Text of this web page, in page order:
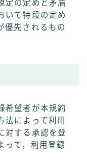
定の定めと矛盾
いて特段の定め
優先されるもの
希望者が本規約
法によって利用
対する承認を登
って，利用登録